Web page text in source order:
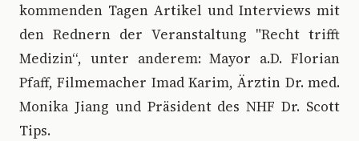
kommenden Tagen Artikel und Interviews mit
den Rednern der Veranstaltung "Recht trifft
Medizin“, unter anderem: Mayor a.D. Florian
Pfaff, Filmemacher Imad Karim, Ärztin Dr. med.
Monika Jiang und Präsident des NHF Dr. Scott
Tips.